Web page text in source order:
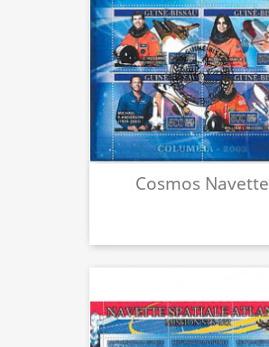
Cosmos Navette